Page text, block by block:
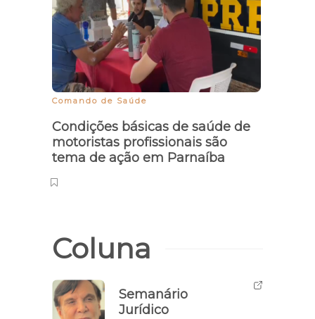
Comando de Saúde
Condições básicas de saúde de
motoristas profissionais são
tema de ação em Parnaíba
Coluna
Semanário
Jurídico